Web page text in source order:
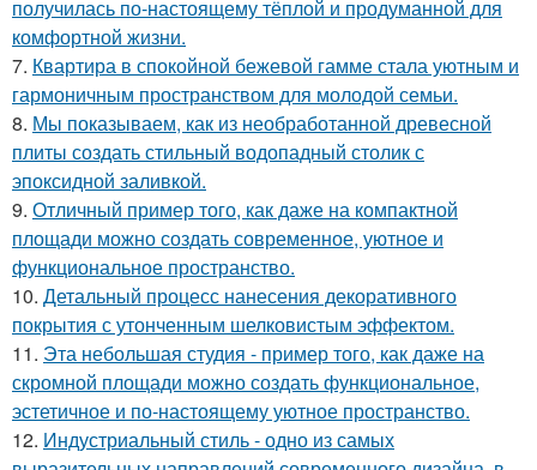
получилась по-настоящему тёплой и продуманной для
комфортной жизни.
7. Квартира в спокойной бежевой гамме стала уютным и
гармоничным пространством для молодой семьи.
8. Мы показываем, как из необработанной древесной
плиты создать стильный водопадный столик с
эпоксидной заливкой.
9. Отличный пример того, как даже на компактной
площади можно создать современное, уютное и
функциональное пространство.
10. Детальный процесс нанесения декоративного
покрытия с утонченным шелковистым эффектом.
11. Эта небольшая студия - пример того, как даже на
скромной площади можно создать функциональное,
эстетичное и по-настоящему уютное пространство.
12. Индустриальный стиль - одно из самых